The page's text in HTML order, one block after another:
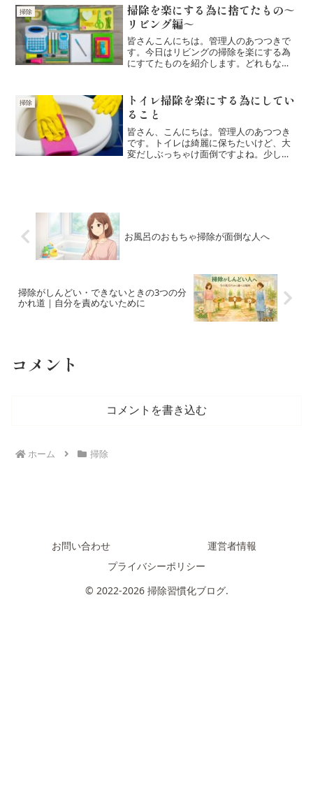
掃除
掃除を楽にする為に捨てたもの～
リビング編～
皆さんこんにちは。管理人のあつつきで
す。今日はリビングの掃除を楽にする為
にすてたものを紹介します。どれもなん
じないものばかりかでした。是非一度試
して頂けると幸いです。①...
掃除
トイレ掃除を楽にする為にしてい
ること
皆さん、こんにちは。管理人のあつつき
です。トイレは綺麗に保ちたいけど、大
変だしぶっちゃけ面倒ですよね。少しで
お風呂のおもちゃ掃除が面倒な人へ
掃除がしんどい・できないときの3つの分
かれ道｜自分を責めないために
コメント
コメントを書き込む
ホーム 掃除
お問い合わせ
運営者情報
プライバシーポリシー
© 2022-2026 掃除習慣化ブログ.